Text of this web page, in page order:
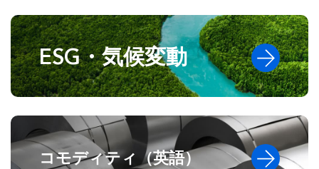
ESG・気候変動
コモディティ（英語）